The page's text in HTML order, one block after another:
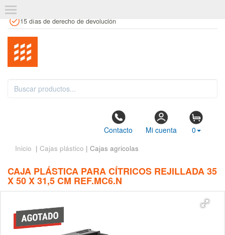
15 días de derecho de devolución
Contacto Mi cuenta 0
Inicio | Cajas plástico | Cajas agricolas
CAJA PLÁSTICA PARA CÍTRICOS REJILLADA 35
X 50 X 31,5 CM REF.MC6.N